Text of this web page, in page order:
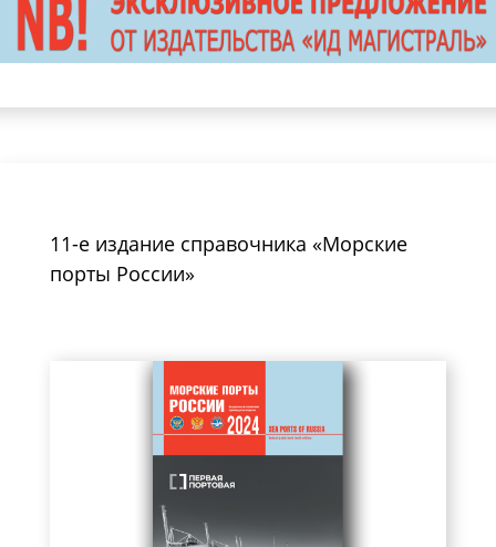
11-е издание справочника «Морские
порты России»